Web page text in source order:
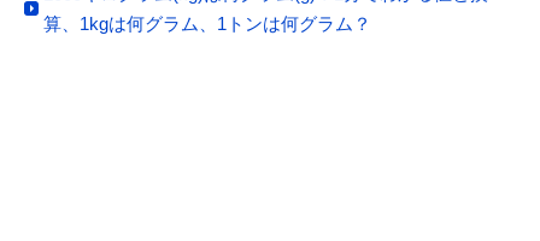
算、1kgは何グラム、1トンは何グラム？